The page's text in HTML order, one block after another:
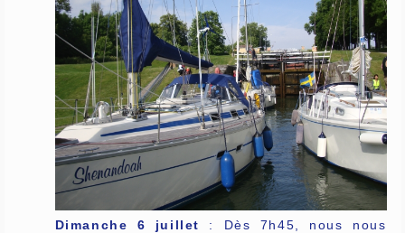
Dimanche 6 juillet : Dès 7h45, nous nous